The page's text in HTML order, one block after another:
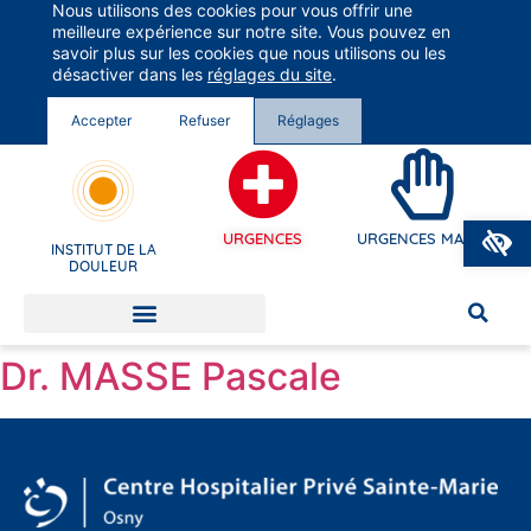
Groupe Vivalto Santé
Entre nous, la vie
INSTITUT DE LA
DOULEUR
URGENCES URGENCES MAINS
Dr. MASSE Pascale
Nous utilisons des cookies pour vous offrir une
meilleure expérience sur notre site. Vous pouvez en
savoir plus sur les cookies que nous utilisons ou les
désactiver dans les réglages du site.
Accepter Refuser Réglages